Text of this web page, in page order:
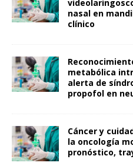
nasal en
clínico
metabólica
alerta de
propofol en
Cáncer y
la oncología
pronóstico,